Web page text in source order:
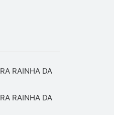
RAINHA DA
RAINHA DA